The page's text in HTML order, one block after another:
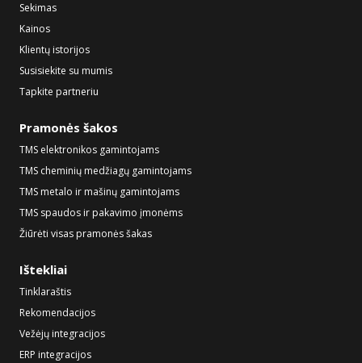
Sekimas
Kainos
Klientų istorijos
Susisiekite su mumis
Tapkite partneriu
Pramonės šakos
TMS elektronikos gamintojams
TMS cheminių medžiagų gamintojams
TMS metalo ir mašinų gamintojams
TMS spaudos ir pakavimo įmonėms
Žiūrėti visas pramonės šakas
Ištekliai
Tinklaraštis
Rekomendacijos
Vežėjų integracijos
ERP integracijos